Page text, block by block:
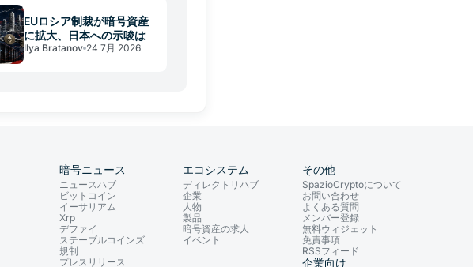
EUロシア制裁が暗号資産
に拡大、日本への示唆は
Ilya Bratanov 24 7月 2026
暗号ニュース
ニュースハブ
ビットコイン
イーサリアム
Xrp
デファイ
ステーブルコインズ
規制
プレスリリース
エコシステム
ディレクトリハブ
企業
人物
製品
暗号資産の求人
イベント
その他
SpazioCryptoについて
お問い合わせ
よくある質問
メンバー登録
無料ウィジェット
免責事項
RSSフィード
企業向け